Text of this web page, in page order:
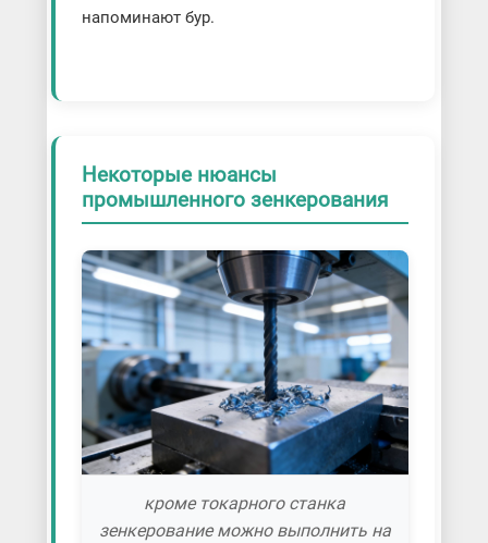
напоминают бур.
Некоторые нюансы
промышленного зенкерования
кроме токарного станка
зенкерование можно выполнить на